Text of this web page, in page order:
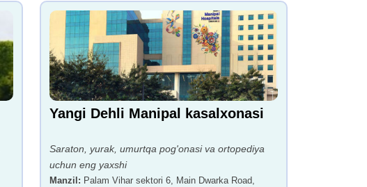
Yangi Dehli Manipal kasalxonasi
Saraton, yurak, umurtqa pog'onasi va ortopediya
uchun eng yaxshi
Manzil : Palam Vihar sektori 6, Main Dwarka Road,